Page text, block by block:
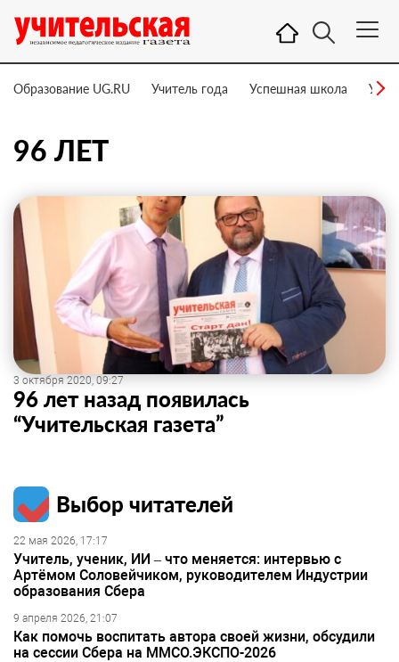
Образование UG.RU Учитель года Успешная школа
96 ЛЕТ
3 октября 2020, 09:27
96 лет назад появилась
“Учительская газета”
Выбор читателей
22 мая 2026, 17:17
Учитель, ученик, ИИ – что меняется: интервью с
Артёмом Соловейчиком, руководителем Индустрии
образования Сбера
9 апреля 2026, 21:07
Как помочь воспитать автора своей жизни, обсудили
на сессии Сбера на ММСО.ЭКСПО-2026